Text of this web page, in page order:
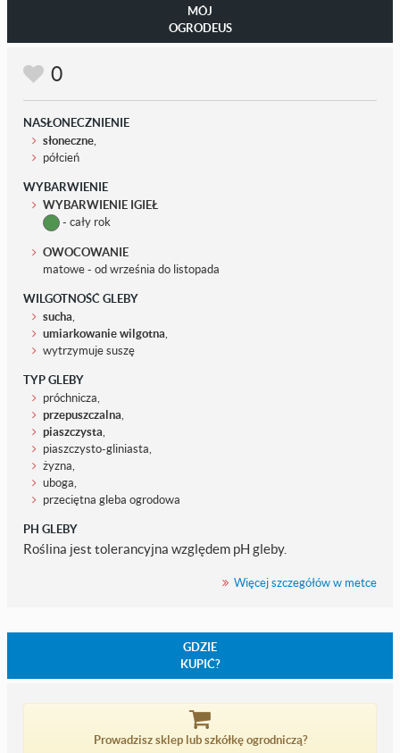
MÓJ
OGRODEUS
0
NASŁONECZNIENIE
słoneczne,
półcień
WYBARWIENIE
WYBARWIENIE IGIEŁ
- cały rok
OWOCOWANIE
matowe - od września do listopada
WILGOTNOŚĆ GLEBY
sucha,
umiarkowanie wilgotna,
wytrzymuje suszę
TYP GLEBY
próchnicza,
przepuszczalna,
piaszczysta,
piaszczysto-gliniasta,
żyzna,
uboga,
przeciętna gleba ogrodowa
PH GLEBY
Roślina jest tolerancyjna względem pH gleby.
Więcej szczegółów w metce
GDZIE
KUPIĆ?
Prowadzisz sklep lub szkółkę ogrodniczą?